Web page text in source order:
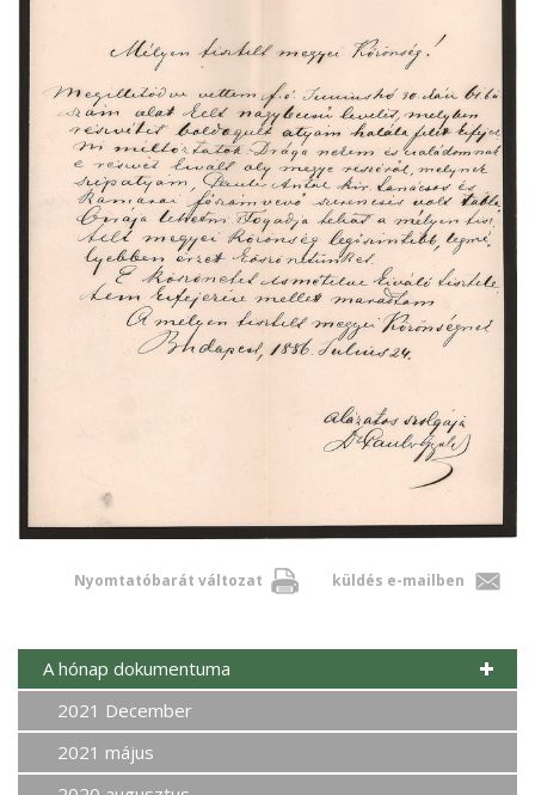
Nyomtatóbarát változat küldés e-mailben
A hónap dokumentuma
2021 December
2021 május